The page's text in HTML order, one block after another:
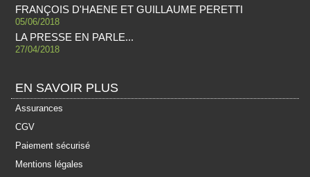
FRANÇOIS D'HAENE ET GUILLAUME PERETTI
05/06/2018
LA PRESSE EN PARLE...
27/04/2018
EN SAVOIR PLUS
Assurances
CGV
Paiement sécurisé
Mentions légales